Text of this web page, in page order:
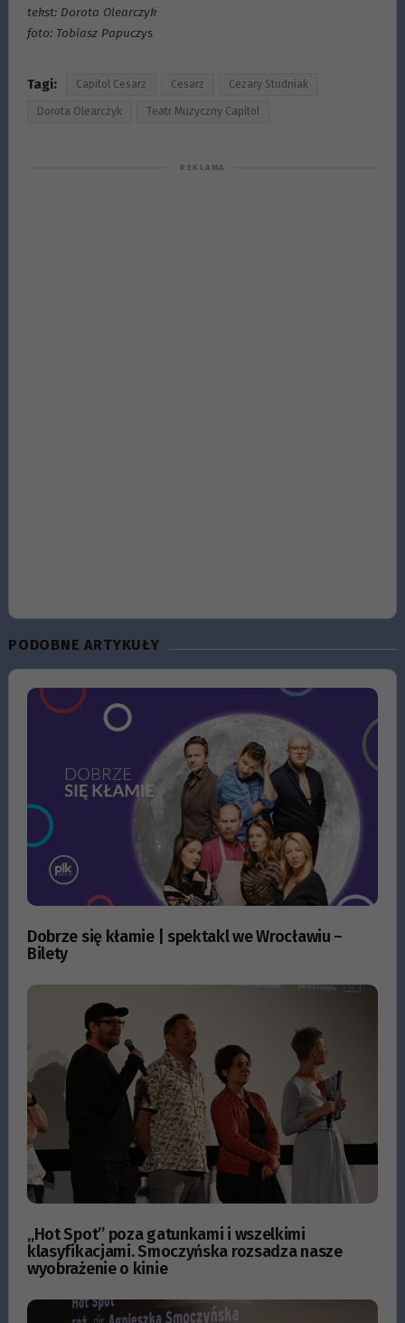
tekst: Dorota Olearczyk
foto: Tobiasz Papuczys
Tagi: Capitol Cesarz Cesarz Cezary Studniak
Dorota Olearczyk Teatr Muzyczny Capitol
PODOBNE ARTYKUŁY
Dobrze się kłamie | spektakl we Wrocławiu –
Bilety
„Hot Spot” poza gatunkami i wszelkimi
klasyfikacjami. Smoczyńska rozsadza nasze
wyobrażenie o kinie